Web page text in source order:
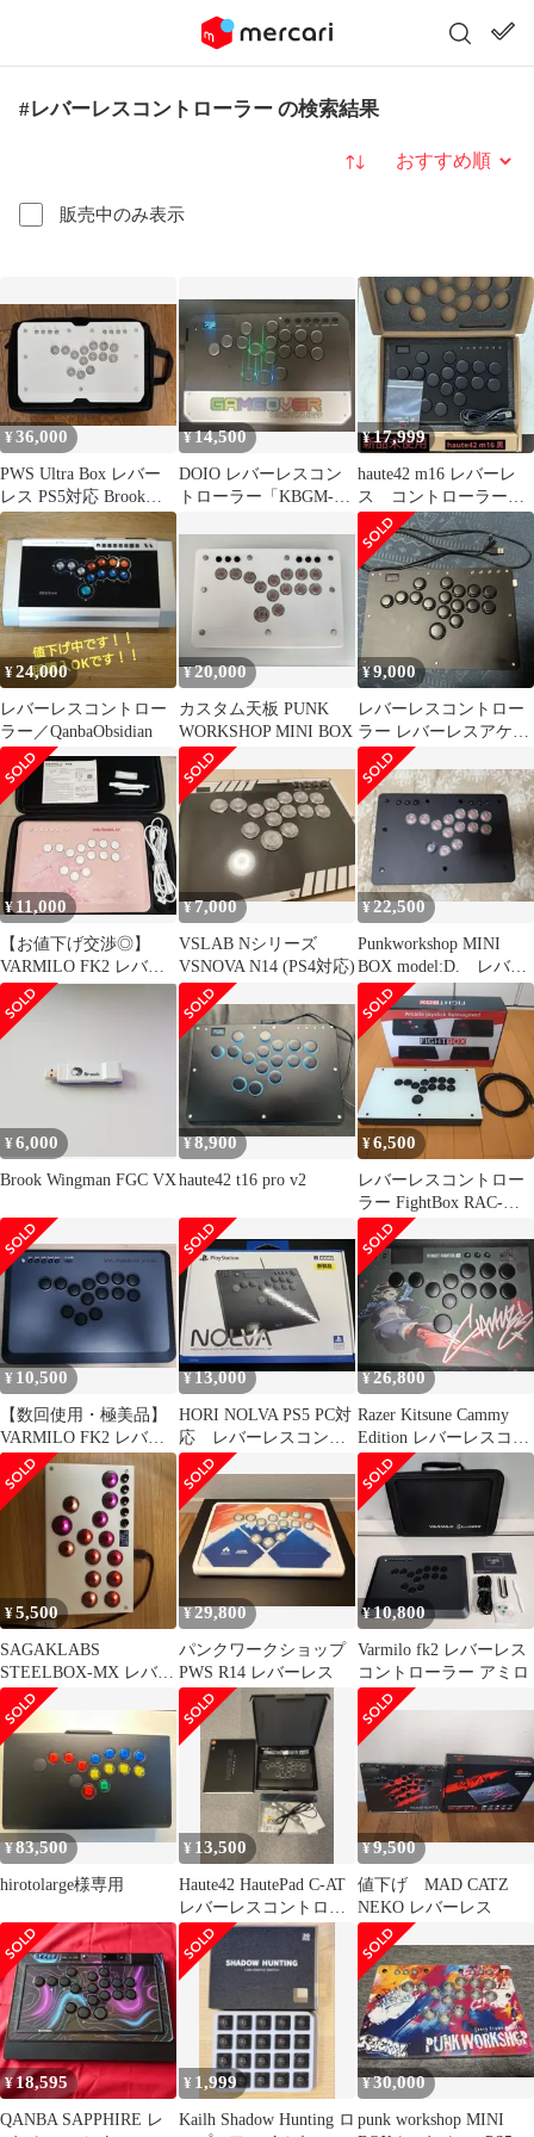
#レバーレスコントローラー の検索結果
販売中のみ表示
並び替え
¥36,000
PWS Ultra Box レバー
レス PS5対応 Brook
Gen-5
¥14,500
DOIO レバーレスコン
トローラー「KBGM-
¥17,999
haute42 m16 レバーレ
ス コントローラー
アケコン pc ps5
¥24,000
レバーレスコントロー
ラー／QanbaObsidian
¥20,000
カスタム天板 PUNK
WORKSHOP MINI BOX
¥9,000
レバーレスコントロー
ラー レバーレスアケコ
ン
¥ 11,000
【お値下げ交渉◎】
VARMILO FK2 レバー
レスコントローラー 美
品
¥7,000
VSLAB Nシリーズ
VSNOVA N14 (PS4対応)
¥22,500
Punkworkshop MINI
BOX model:D. レバー
レス
¥6,000
Brook Wingman FGC VX
¥8,900
haute42 t16 pro v2
¥6,500
レバーレスコントロー
ラー FightBox RAC-
J800B-PC-B
¥ 10,500
【数回使用・極美品】
VARMILO FK2 レバー
レスコントローラー
Black
¥13,000
HORI NOLVA PS5 PC対
応 レバーレスコント
ローラー
¥26,800
Razer Kitsune Cammy
Edition レバーレスコン
トローラー
¥5,500
SAGAKLABS
STEELBOX-MX レバー
レスコントローラー ア
ケコン
¥29,800
パンクワークショップ
PWS R14 レバーレス
¥ 10,800
Varmilo fk2 レバーレス
コントローラー アミロ
¥83,500
hirotolarge様専用
¥ 13,500
Haute42 HautePad C-AT
レバーレスコントロー
ラー
¥9,500
値下げ MAD CATZ
NEKO レバーレス
¥18,595
QANBA SAPPHIRE レ
¥ 1,999
Kailh Shadow Hunting ロ
¥30,000
punk workshop MINI